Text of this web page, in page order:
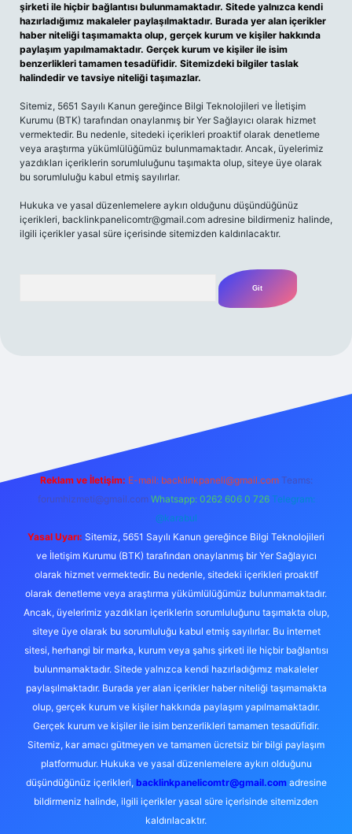
şirketi ile hiçbir bağlantısı bulunmamaktadır. Sitede yalnızca kendi
hazırladığımız makaleler paylaşılmaktadır. Burada yer alan içerikler
haber niteliği taşımamakta olup, gerçek kurum ve kişiler hakkında
paylaşım yapılmamaktadır. Gerçek kurum ve kişiler ile isim
benzerlikleri tamamen tesadüfidir. Sitemizdeki bilgiler taslak
halindedir ve tavsiye niteliği taşımazlar.
Sitemiz, 5651 Sayılı Kanun gereğince Bilgi Teknolojileri ve İletişim
Kurumu (BTK) tarafından onaylanmış bir Yer Sağlayıcı olarak hizmet
vermektedir. Bu nedenle, sitedeki içerikleri proaktif olarak denetleme
veya araştırma yükümlülüğümüz bulunmamaktadır. Ancak, üyelerimiz
yazdıkları içeriklerin sorumluluğunu taşımakta olup, siteye üye olarak
bu sorumluluğu kabul etmiş sayılırlar.
Hukuka ve yasal düzenlemelere aykırı olduğunu düşündüğünüz
içerikleri, backlinkpanelicomtr@gmail.com adresine bildirmeniz halinde,
ilgili içerikler yasal süre içerisinde sitemizden kaldırılacaktır.
Reklam ve İletişim: E-mail: backlinkpaneli@gmail.com Teams:
forumhizmeti@gmail.com Whatsapp: 0262 606 0 726 Telegram:
@karabul
Yasal Uyarı: Sitemiz, 5651 Sayılı Kanun gereğince Bilgi Teknolojileri
ve İletişim Kurumu (BTK) tarafından onaylanmış bir Yer Sağlayıcı
olarak hizmet vermektedir. Bu nedenle, sitedeki içerikleri proaktif
olarak denetleme veya araştırma yükümlülüğümüz bulunmamaktadır.
Ancak, üyelerimiz yazdıkları içeriklerin sorumluluğunu taşımakta olup,
siteye üye olarak bu sorumluluğu kabul etmiş sayılırlar. Bu internet
sitesi, herhangi bir marka, kurum veya şahıs şirketi ile hiçbir bağlantısı
bulunmamaktadır. Sitede yalnızca kendi hazırladığımız makaleler
paylaşılmaktadır. Burada yer alan içerikler haber niteliği taşımamakta
olup, gerçek kurum ve kişiler hakkında paylaşım yapılmamaktadır.
Gerçek kurum ve kişiler ile isim benzerlikleri tamamen tesadüfidir.
Sitemiz, kar amacı gütmeyen ve tamamen ücretsiz bir bilgi paylaşım
platformudur. Hukuka ve yasal düzenlemelere aykırı olduğunu
düşündüğünüz içerikleri, backlinkpanelicomtr@gmail.comadresine
bildirmeniz halinde, ilgili içerikler yasal süre içerisinde sitemizden
kaldırılacaktır.